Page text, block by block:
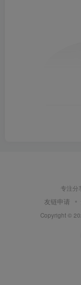
专注分
友链申请
Copyright ©